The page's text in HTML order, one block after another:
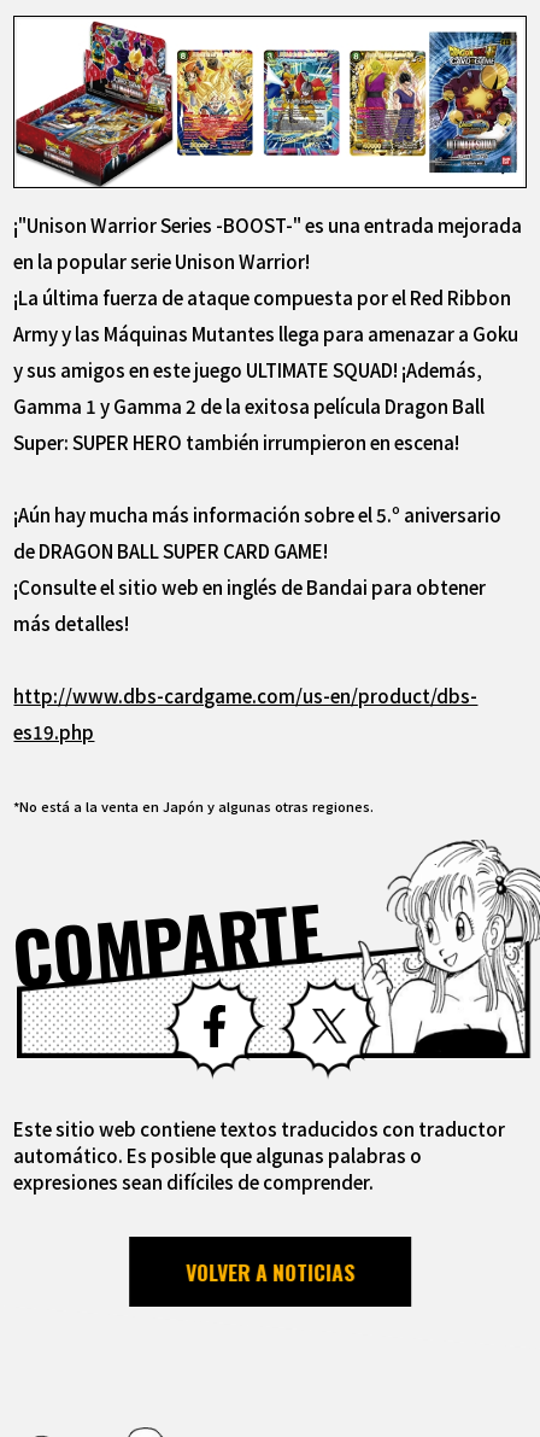
¡"Unison Warrior Series -BOOST-" es una entrada mejorada
en la popular serie Unison Warrior!
¡La última fuerza de ataque compuesta por el Red Ribbon
Army y las Máquinas Mutantes llega para amenazar a Goku
y sus amigos en este juego ULTIMATE SQUAD! ¡Además,
Gamma 1 y Gamma 2 de la exitosa película Dragon Ball
Super: SUPER HERO también irrumpieron en escena!
¡Aún hay mucha más información sobre el 5.º aniversario
de DRAGON BALL SUPER CARD GAME!
¡Consulte el sitio web en inglés de Bandai para obtener
más detalles!
http://www.dbs-cardgame.com/us-en/product/dbs-
es19.php
*No está a la venta en Japón y algunas otras regiones.
COMPARTE
Facebook X
Este sitio web contiene textos traducidos con traductor
automático. Es posible que algunas palabras o
expresiones sean difíciles de comprender.
VOLVER A NOTICIAS